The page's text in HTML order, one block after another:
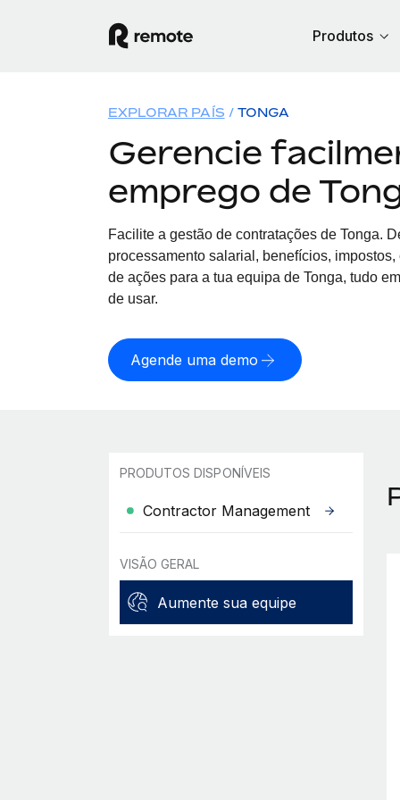
Produtos
EXPLORAR PAÍS TONGA
Gerencie
emprego de
Facilite a gestão de contratações deTonga.
processamento salarial, benefícios,
de ações para a tua equipa deTonga, tudo
de usar.
Agende uma demo
PRODUTOS DISPONÍVEIS
Contractor Management
VISÃO GERAL
Aumente sua equipe